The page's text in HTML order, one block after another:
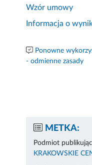
Wzór umowy
Informacja o
Ponowne
- odmienne zasady
METKA:
Podmiot
KRAKOWSKIE